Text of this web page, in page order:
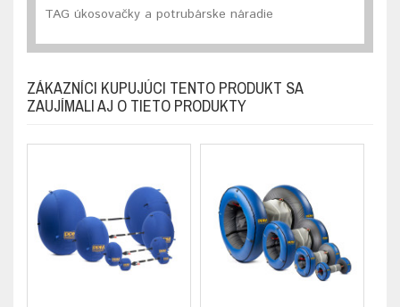
TAG úkosovačky a potrubárske náradie
ZÁKAZNÍCI KUPUJÚCI TENTO PRODUKT SA
ZAUJÍMALI AJ O TIETO PRODUKTY